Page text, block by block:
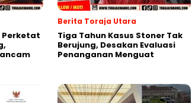
Perketat
Berita Toraja Utara
Tiga Tahun Kasus Stoner Tak
Berujung, Desakan Evaluasi
Penanganan Menguat